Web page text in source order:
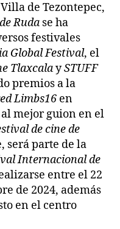
de Tezontepec,
Ruda se ha
festivales
Global Festival, el
TlaxcalaySTUFF
premios a la
Limbs16 en
mejor guion en el
de cine de
será parte de la
Internacional de
entre el 22
de 2024, además
en el centro